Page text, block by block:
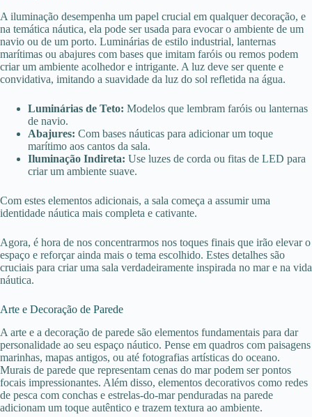
A iluminação desempenha um papel crucial em qualquer decoração, e
na temática náutica, ela pode ser usada para evocar o ambiente de um
navio ou de um porto. Luminárias de estilo industrial, lanternas
marítimas ou abajures com bases que imitam faróis ou remos podem
criar um ambiente acolhedor e intrigante. A luz deve ser quente e
convidativa, imitando a suavidade da luz do sol refletida na água.
Luminárias de Teto: Modelos que lembram faróis ou lanternas
de navio.
Abajures: Com bases náuticas para adicionar um toque
marítimo aos cantos da sala.
Iluminação Indireta: Use luzes de corda ou fitas de LED para
criar um ambiente suave.
Com estes elementos adicionais, a sala começa a assumir uma
identidade náutica mais completa e cativante.
Agora, é hora de nos concentrarmos nos toques finais que irão elevar o
espaço e reforçar ainda mais o tema escolhido. Estes detalhes são
cruciais para criar uma sala verdadeiramente inspirada no mar e na vida
náutica.
Arte e Decoração de Parede
A arte e a decoração de parede são elementos fundamentais para dar
personalidade ao seu espaço náutico. Pense em quadros com paisagens
marinhas, mapas antigos, ou até fotografias artísticas do oceano.
Murais de parede que representam cenas do mar podem ser pontos
focais impressionantes. Além disso, elementos decorativos como redes
de pesca com conchas e estrelas-do-mar penduradas na parede
adicionam um toque autêntico e trazem textura ao ambiente.